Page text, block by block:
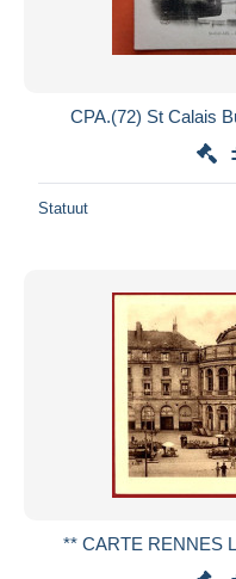
CPA.(72) St Calais
Statuut
** CARTE RENNES